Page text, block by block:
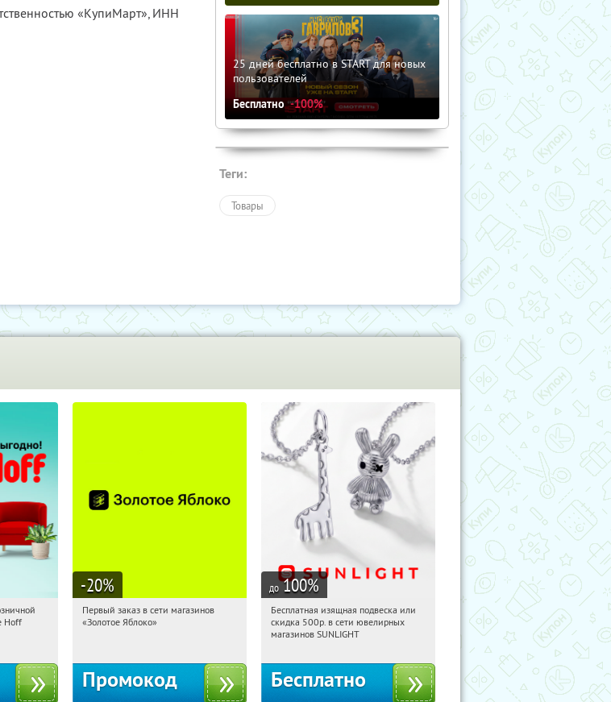
«КупиМарт», ИНН
25 дней бесплатно в START для новых
пользователей
Бесплатно -100%
Теги:
Товары
Hoff
-20%
08:18:24
Получи первым!
Первый заказ в сети магазинов
«Золотое Яблоко»
Промокод
до 100%
08:18:24 Получили:
Россия
Бесплатная изящная подвеска или
скидка 500р. в сети ювелирных
магазинов SUNLIGHT
Бесплатно